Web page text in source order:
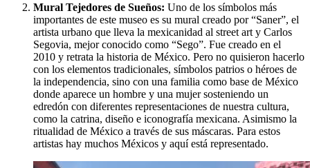
Mural Tejedores de Sueños: Uno de los símbolos más
importantes de este museo es su mural creado por “Saner”, el
artista urbano que lleva la mexicanidad al street art y Carlos
Segovia, mejor conocido como “Sego”. Fue creado en el
2010 y retrata la historia de México. Pero no quisieron hacerlo
con los elementos tradicionales, símbolos patrios o héroes de
la independencia, sino con una familia como base de México
donde aparece un hombre y una mujer sosteniendo un
edredón con diferentes representaciones de nuestra cultura,
como la catrina, diseño e iconografía mexicana. Asimismo la
ritualidad de México a través de sus máscaras. Para estos
artistas hay muchos Méxicos y aquí está representado.